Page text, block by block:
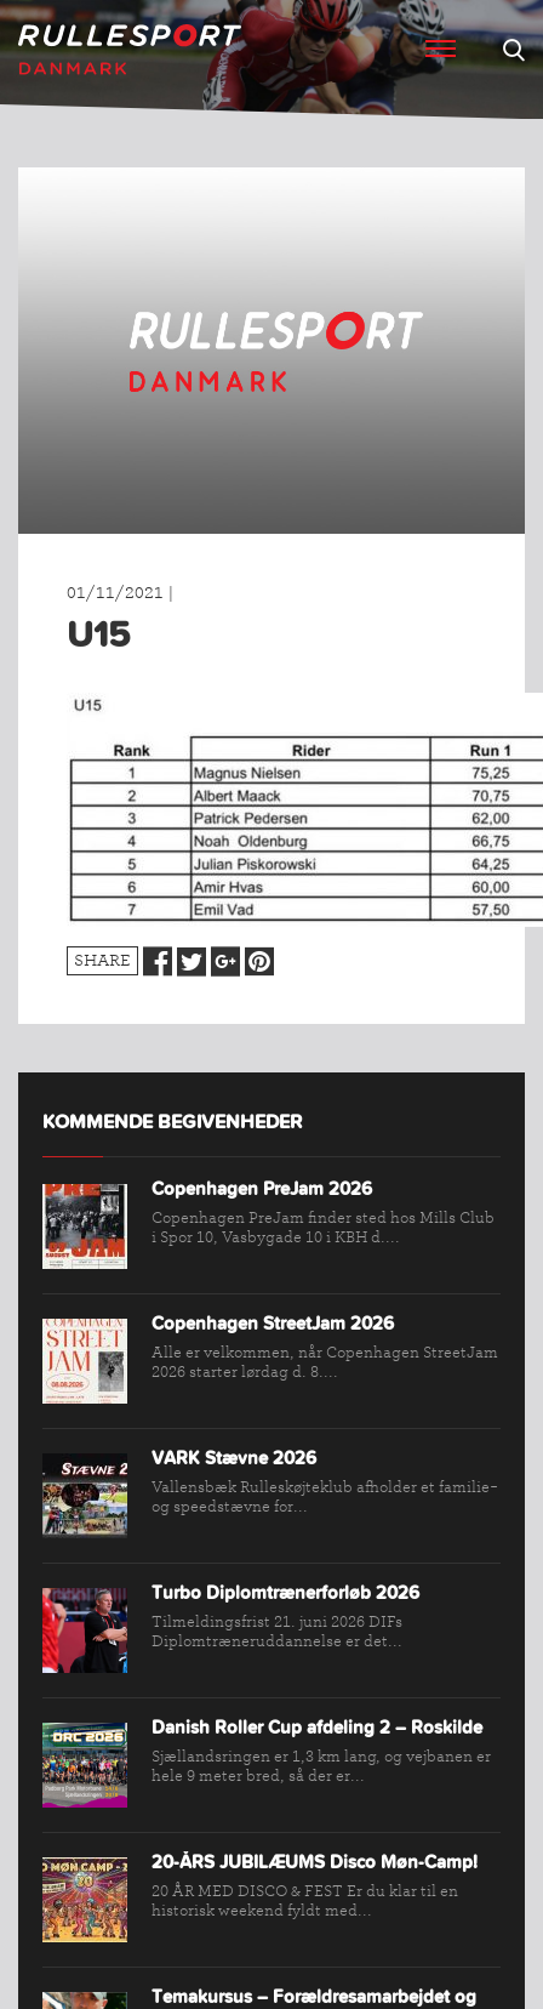
INDMELDELSE
BREDDEPULJE
NYHEDER
FIND
KLUB
SPORTSGRENE
VÆRKTØJSKASSEN
KONKURRENCER
01/11/2021 |
U15
SHARE
KOMMENDE BEGIVENHEDER
Copenhagen PreJam 2026
Copenhagen PreJam finder sted hos Mills Club
i Spor 10, Vasbygade 10 i KBH d....
Copenhagen StreetJam 2026
Alle er velkommen, når Copenhagen StreetJam
2026 starter lørdag d. 8....
VARK Stævne 2026
Vallensbæk Rulleskøjteklub afholder et familie-
og speedstævne for...
Turbo Diplomtrænerforløb 2026
Tilmeldingsfrist 21. juni 2026 DIFs
Diplomtræneruddannelse er det...
Danish Roller Cup afdeling 2 – Roskilde
Sjællandsringen er 1,3 km lang, og vejbanen er
hele 9 meter bred, så der er...
20-ÅRS JUBILÆUMS Disco Møn-Camp!
20 ÅR MED DISCO & FEST Er du klar til en
historisk weekend fyldt med...
Temakursus – Forældresamarbejdet og